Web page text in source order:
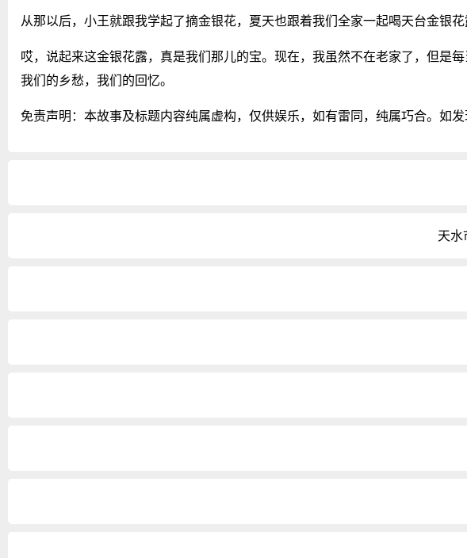
从那以后，小王就跟我学起了摘金银花，夏天也跟着我们全家一起喝天台金银
哎，说起来这金银花露，真是我们那儿的宝。现在，我虽然不在老家了，但是
我们的乡愁，我们的回忆。
免责声明：本故事及标题内容纯属虚构，仅供娱乐，如有雷同，纯属巧合。如发
天水